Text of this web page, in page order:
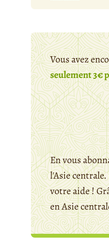
Vous avez
seulement 3€
En vous
l'Asie
votre aide !
en Asie